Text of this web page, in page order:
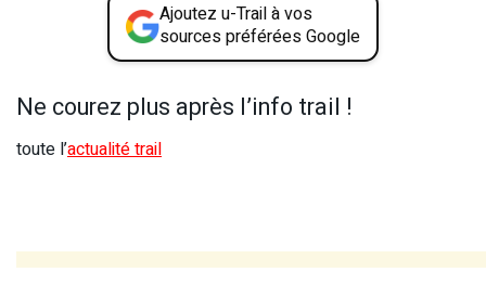
Ajoutez u-Trail à vos
sources préférées Google
Ne courez plus après l’info trail !
toute l’actualité trail